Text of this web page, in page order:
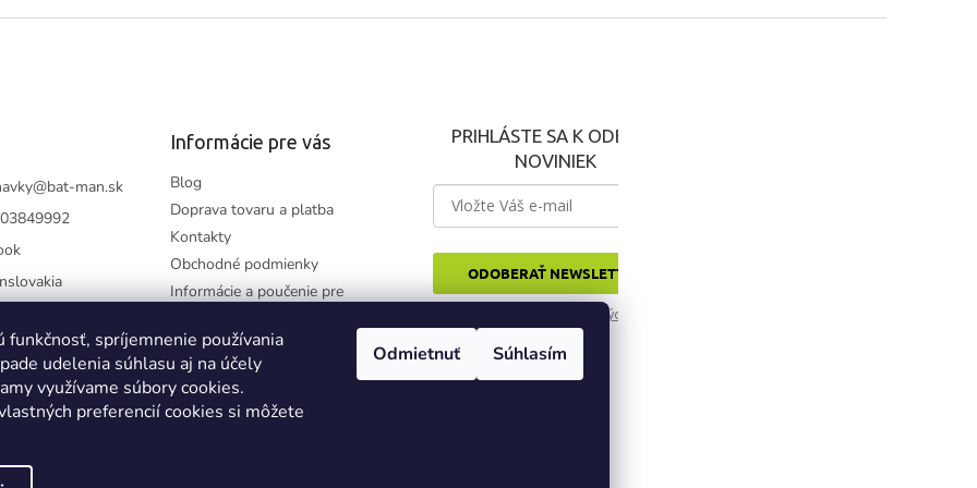
funkčnosť, spríjemnenie používania
udelenia súhlasu aj na účely
využívame súbory cookies.
preferencií cookies si môžete
Odmietnuť Súhlasím
@bat-man.sk
Informácie pre vás
Blog
Doprava tovaru a platba
Kontakty
Obchodné podmienky
Informácie a poučenie pre
Reklamačný poriadok
Podmienky ochrany
osobných údajov - GDPR
PRIHLÁSTE SA K ODBERU
NOVINIEK
ODOBERAŤ NEWSLETTER
Zásady spracovania osobných údajov